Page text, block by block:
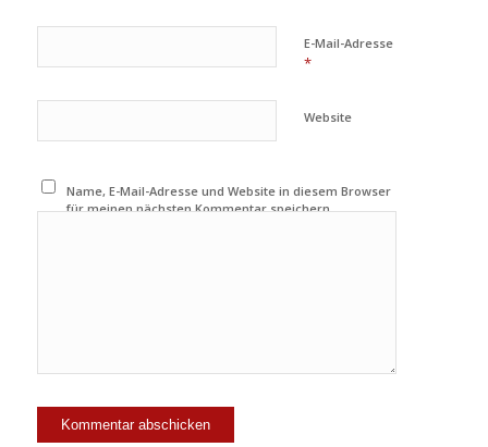
E-Mail-Adresse
*
Website
Name, E-Mail-Adresse und Website in diesem Browser
für meinen nächsten Kommentar speichern.